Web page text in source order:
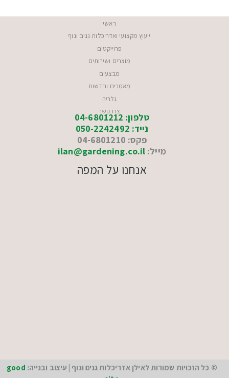
ראשי
ייעוץ מקצועי ואדריכלות גנים ונוף
פרוייקטים
מוצרים ושירותים
מבצעים
מאמרים וחדשות
גלריה
צרו קשר
טלפון: 04-6801212
נייד: 050-2242492
פקס: 04-6801210
מייל: ilan@gardening.co.il
אנחנו על המפה
© כל הזכויות שמורות לאילן אדריכלות גנים ונוף | עיצוב ובנייה: good